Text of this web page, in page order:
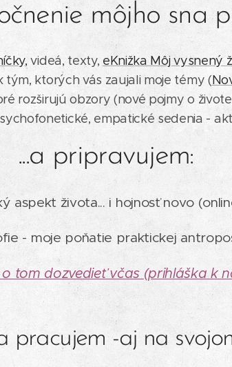
môjho sna
videá, texty, eKnižka Môj vysnený
ktorých vás zaujali moje témy (
rozširujú obzory (nové pojmy o
empatické sedenia -
...a pripravujem:
aspekt života... i hojnosť novo
- moje poňatie praktickej
o tom dozvedieť včas (prihláška k
pracujem -aj na